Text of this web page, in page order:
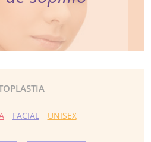
FACIAL UNISEX